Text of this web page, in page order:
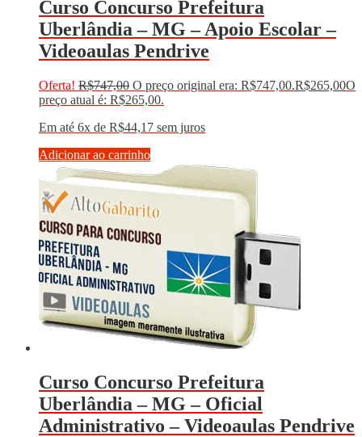
Curso Concurso Prefeitura
Uberlândia – MG – Apoio Escolar –
Videoaulas Pendrive
Oferta! R$747,00 O preço original era: R$747,00.R$265,00O
preço atual é: R$265,00.
Em até 6x de R$44,17 sem juros
Adicionar ao carrinho
Curso Concurso Prefeitura
Uberlândia – MG – Oficial
Administrativo – Videoaulas Pendrive